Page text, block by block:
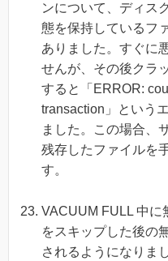
ンについて、ディス
態を保持しているフ
ありました。すぐに
せんが、その後クラ
すると「ERROR:
transaction」という
ました。この場合、
残存したファイルを
す。
VACUUM FULL 中に
をスキップした後の
されるようになりま